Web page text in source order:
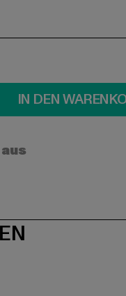
IN DEN